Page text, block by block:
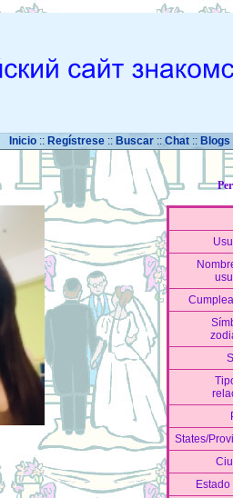
Inicio :: Regístrese:: Buscar :: Chat :: Blogs
States/